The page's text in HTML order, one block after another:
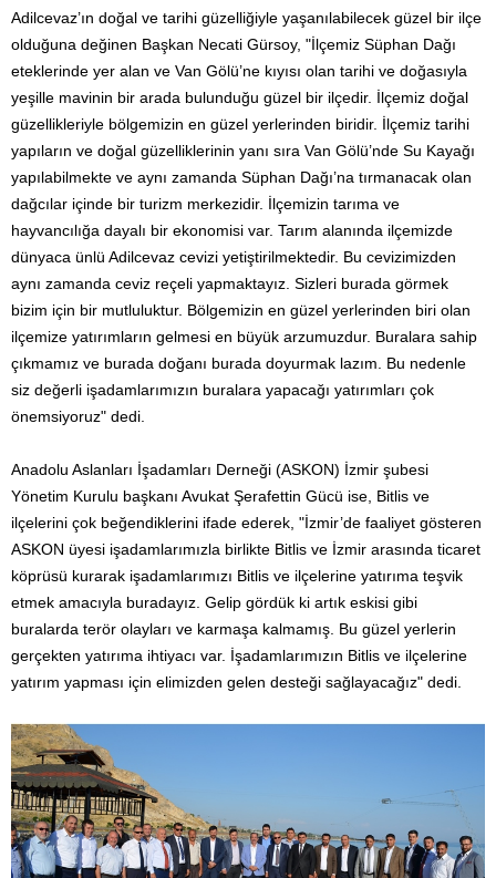
Adilcevaz’ın doğal ve tarihi güzelliğiyle yaşanılabilecek güzel bir ilçe
olduğuna değinen Başkan Necati Gürsoy, "İlçemiz Süphan Dağı
eteklerinde yer alan ve Van Gölü’ne kıyısı olan tarihi ve doğasıyla
yeşille mavinin bir arada bulunduğu güzel bir ilçedir. İlçemiz doğal
güzellikleriyle bölgemizin en güzel yerlerinden biridir. İlçemiz tarihi
yapıların ve doğal güzelliklerinin yanı sıra Van Gölü’nde Su Kayağı
yapılabilmekte ve aynı zamanda Süphan Dağı’na tırmanacak olan
dağcılar içinde bir turizm merkezidir. İlçemizin tarıma ve
hayvancılığa dayalı bir ekonomisi var. Tarım alanında ilçemizde
dünyaca ünlü Adilcevaz cevizi yetiştirilmektedir. Bu cevizimizden
aynı zamanda ceviz reçeli yapmaktayız. Sizleri burada görmek
bizim için bir mutluluktur. Bölgemizin en güzel yerlerinden biri olan
ilçemize yatırımların gelmesi en büyük arzumuzdur. Buralara sahip
çıkmamız ve burada doğanı burada doyurmak lazım. Bu nedenle
siz değerli işadamlarımızın buralara yapacağı yatırımları çok
önemsiyoruz" dedi.
Anadolu Aslanları İşadamları Derneği (ASKON) İzmir şubesi
Yönetim Kurulu başkanı Avukat Şerafettin Gücü ise, Bitlis ve
ilçelerini çok beğendiklerini ifade ederek, "İzmir’de faaliyet gösteren
ASKON üyesi işadamlarımızla birlikte Bitlis ve İzmir arasında ticaret
köprüsü kurarak işadamlarımızı Bitlis ve ilçelerine yatırıma teşvik
etmek amacıyla buradayız. Gelip gördük ki artık eskisi gibi
buralarda terör olayları ve karmaşa kalmamış. Bu güzel yerlerin
gerçekten yatırıma ihtiyacı var. İşadamlarımızın Bitlis ve ilçelerine
yatırım yapması için elimizden gelen desteği sağlayacağız" dedi.